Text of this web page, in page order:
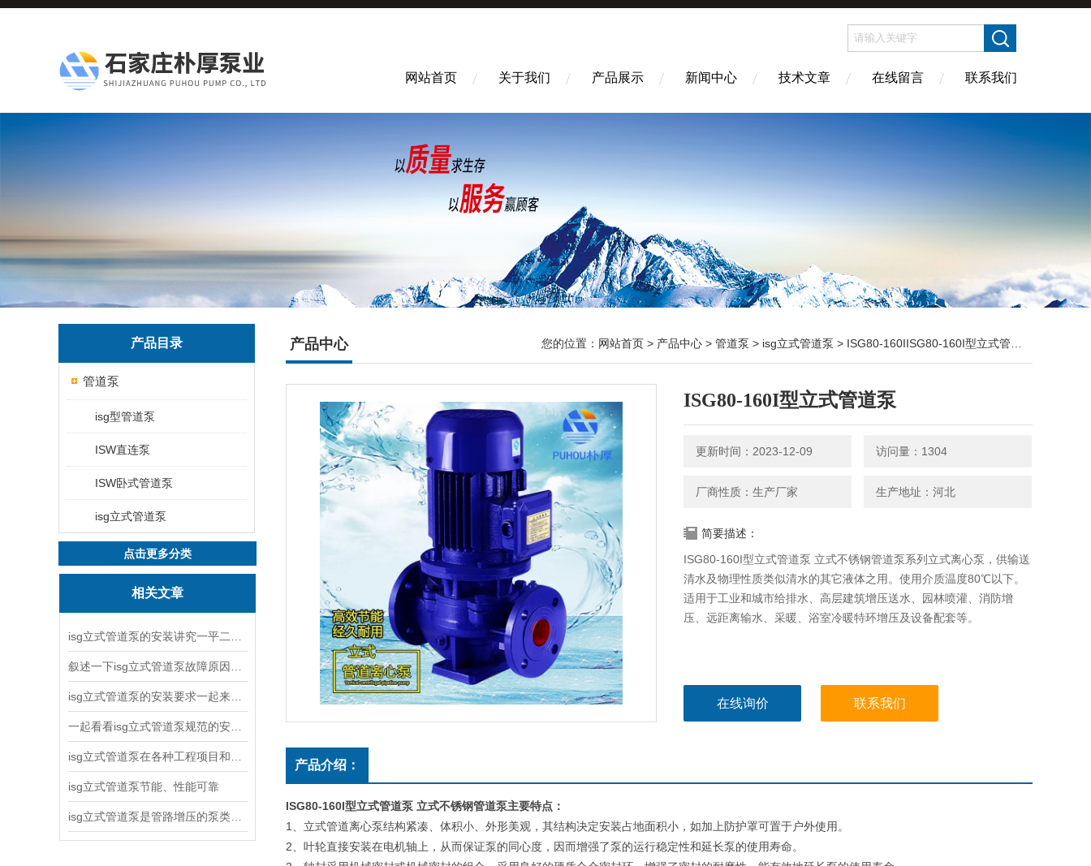
网站首页 关于我们 产品展示 新闻中心 技术文章 在线留言 联系我们
产品目录
管道泵
isg型管道泵
ISW直连泵
ISW卧式管道泵
isg立式管道泵
点击更多分类
相关文章
isg立式管道泵节能、性能可靠
产品中心 您的位置： 网站首页 > 产品中心 > 管道泵 > isg立式管道泵 > ISG80-160IISG80-160I型立式管道泵
ISG80-160I型立式管道泵
更新时间：2023-12-09 访问量：1304
厂商性质：生产厂家 生产地址：河北
简要描述：
ISG80-160I型立式管道泵 立式不锈钢管道泵系列立式离心泵，供输送
清水及物理性质类似清水的其它液体之用。使用介质温度80℃以下。
适用于工业和城市给排水、高层建筑增压送水、园林喷灌、消防增
压、远距离输水、采暖、浴室冷暖特环增压及设备配套等。
在线询价 联系我们
产品介绍：
ISG80-160I型立式管道泵 立式不锈钢管道泵主要特点：
1 、立式管道离心泵结构紧凑、体积小、外形美观，其结构决定安装占地面积小，如加上防护罩可置于户外使用。
2、叶轮直接安装在电机轴上，从而保证泵的同心度，因而增强了泵的运行稳定性和延长泵的使用寿命。